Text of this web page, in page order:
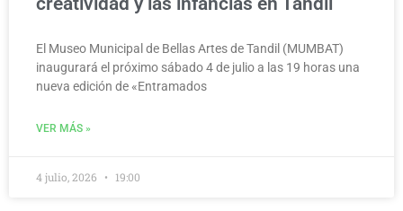
El Museo Municipal de Bellas Artes de Tandil (MUMBAT)
inaugurará el próximo sábado 4 de julio a las 19 horas una
nueva edición de «Entramados
VER MÁS »
4 julio, 2026 19:00